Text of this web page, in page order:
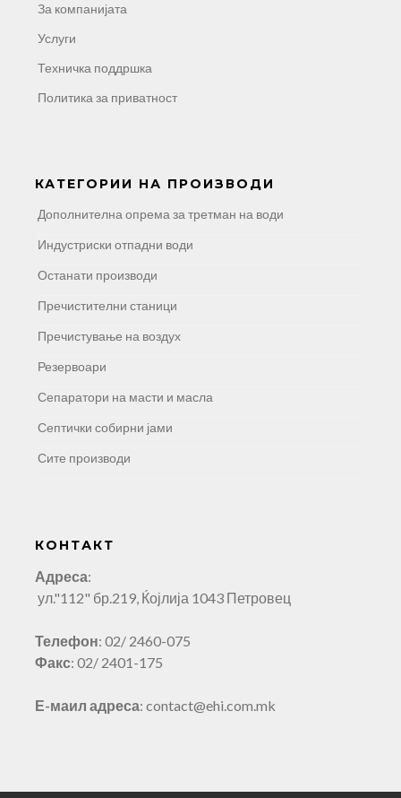
За компанијата
Услуги
Техничка поддршка
Политика за приватност
КАТЕГОРИИ НА ПРОИЗВОДИ
Дополнителна опрема за третман на води
Индустриски отпадни води
Останати производи
Пречистителни станици
Пречистување на воздух
Резервоари
Сепаратори на масти и масла
Септички собирни јами
Сите производи
КОНТАКТ
Адреса:
ул."112" бр.219, Ќојлија 1043 Петровец
Телефон: 02/ 2460-075
Факс: 02/ 2401-175
Е-маил адреса: contact@ehi.com.mk